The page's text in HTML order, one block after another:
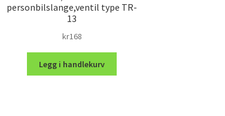
personbilslange,ventil type TR-
13
kr168
Legg i handlekurv